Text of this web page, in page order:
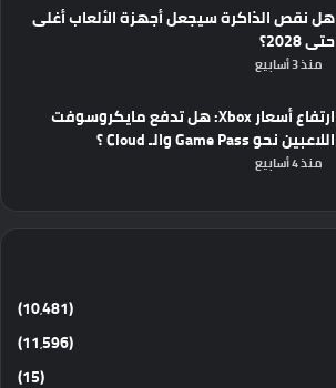
هل نقص الذاكرة سيجعل أجهزة الألعاب أغلى
حتى 2028؟
منذ 3 أسابيع
ارتفاع أسعار Xbox: هل تدفع مايكروسوفت
اللاعبين نحو Game Pass والـ Cloud ؟
منذ 4 أسابيع
(10٬481)
(11٬596)
(15)